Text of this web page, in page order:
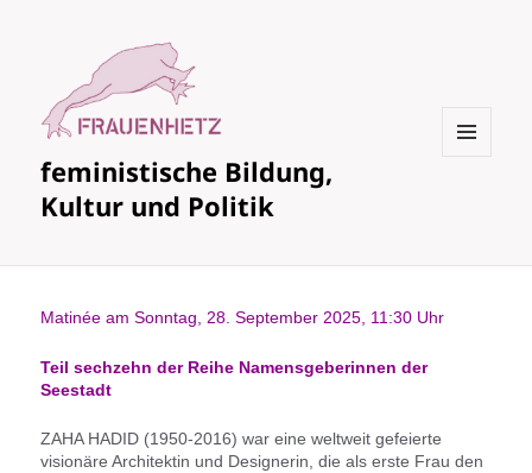
feministische Bildung,
Kultur und Politik
Matinée am Sonntag, 28. September 2025, 11:30 Uhr
Teil sechzehn der Reihe Namensgeberinnen der
Seestadt
ZAHA HADID (1950-2016) war eine weltweit gefeierte
visionäre Architektin und Designerin, die als erste Frau den